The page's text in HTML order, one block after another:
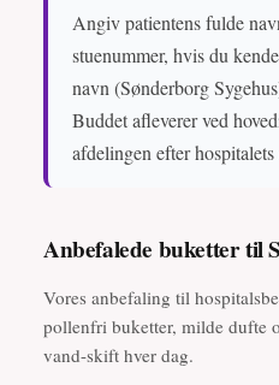
Angiv patientens fulde
stuenummer, hvis du
navn (Sønderborg
Buddet afleverer ved
afdelingen efter hospitalets
Anbefalede buketter til
Vores anbefaling til
pollenfri buketter, milde dufte
vand-skift hver dag.